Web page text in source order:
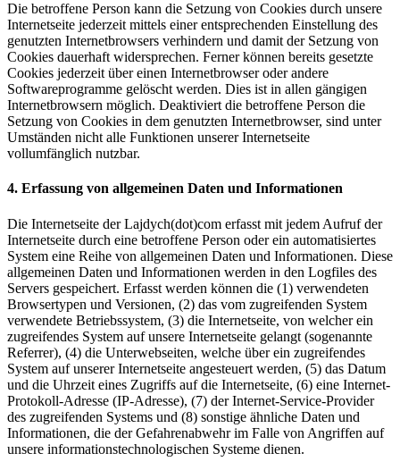
Die betroffene Person kann die Setzung von Cookies durch unsere
Internetseite jederzeit mittels einer entsprechenden Einstellung des
genutzten Internetbrowsers verhindern und damit der Setzung von
Cookies dauerhaft widersprechen. Ferner können bereits gesetzte
Cookies jederzeit über einen Internetbrowser oder andere
Softwareprogramme gelöscht werden. Dies ist in allen gängigen
Internetbrowsern möglich. Deaktiviert die betroffene Person die
Setzung von Cookies in dem genutzten Internetbrowser, sind unter
Umständen nicht alle Funktionen unserer Internetseite
vollumfänglich nutzbar.
4. Erfassung von allgemeinen Daten und Informationen
Die Internetseite der Lajdych(dot)com erfasst mit jedem Aufruf der
Internetseite durch eine betroffene Person oder ein automatisiertes
System eine Reihe von allgemeinen Daten und Informationen. Diese
allgemeinen Daten und Informationen werden in den Logfiles des
Servers gespeichert. Erfasst werden können die (1) verwendeten
Browsertypen und Versionen, (2) das vom zugreifenden System
verwendete Betriebssystem, (3) die Internetseite, von welcher ein
zugreifendes System auf unsere Internetseite gelangt (sogenannte
Referrer), (4) die Unterwebseiten, welche über ein zugreifendes
System auf unserer Internetseite angesteuert werden, (5) das Datum
und die Uhrzeit eines Zugriffs auf die Internetseite, (6) eine Internet-
Protokoll-Adresse (IP-Adresse), (7) der Internet-Service-Provider
des zugreifenden Systems und (8) sonstige ähnliche Daten und
Informationen, die der Gefahrenabwehr im Falle von Angriffen auf
unsere informationstechnologischen Systeme dienen.